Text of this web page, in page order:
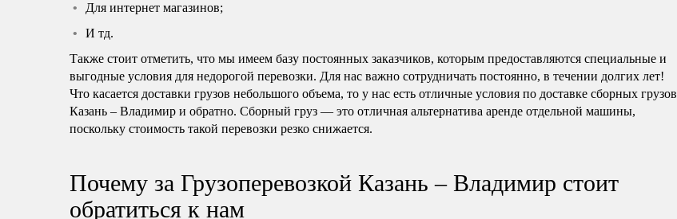
Для интернет магазинов;
И тд.
Также стоит отметить, что мы имеем базу постоянных заказчиков, которым предоставляются специальные и
выгодные условия для недорогой перевозки. Для нас важно сотрудничать постоянно, в течении долгих лет!
Что касается доставки грузов небольшого объема, то у нас есть отличные условия по доставке сборных грузов
Казань – Владимир и обратно. Сборный груз — это отличная альтернатива аренде отдельной машины,
поскольку стоимость такой перевозки резко снижается.
Почему за Грузоперевозкой Казань – Владимир стоит
обратиться к нам